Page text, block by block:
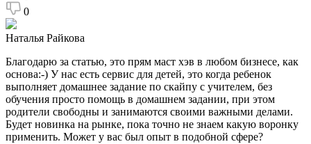
0
Наталья Райкова
Благодарю за статью, это прям маст хэв в любом бизнесе, как
основа:-) У нас есть сервис для детей, это когда ребенок
выполняет домашнее задание по скайпу с учителем, без
обучения просто помощь в домашнем задании, при этом
родители свободны и занимаются своими важными делами.
Будет новинка на рынке, пока точно не знаем какую воронку
применить. Может у вас был опыт в подобной сфере?